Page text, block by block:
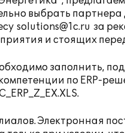
выбрать
solutions@1c.ru за
и стоящих
заполнить,
по ERP-
.
Электронная